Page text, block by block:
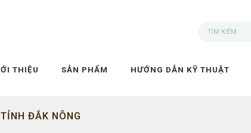
THIỆU SẢN PHẨM HƯỚNG DẪN KỸ THUẬT
ĐẮK NÔNG